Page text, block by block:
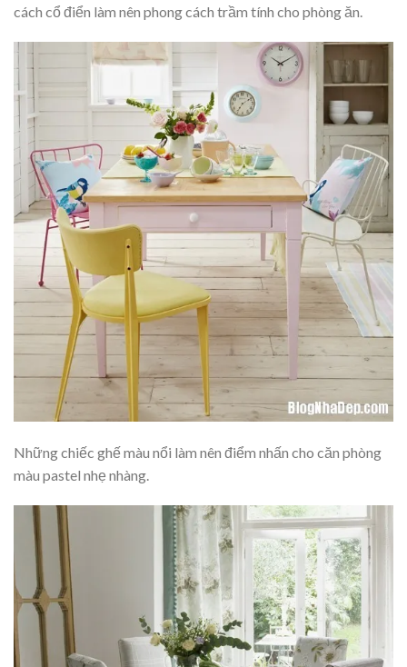
cách cổ điển làm nên phong cách trầm tính cho phòng ăn.
Những chiếc ghế màu nổi làm nên điểm nhấn cho căn phòng
màu pastel nhẹ nhàng.